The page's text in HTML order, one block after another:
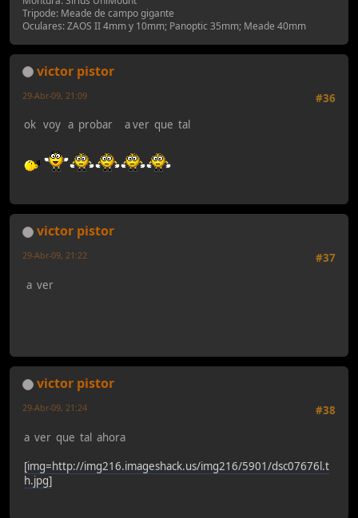
Tripode: Meade de campo gigante
Oculares: ZAOS II 4mm y 10mm; Panoptic 35mm; Meade 40mm
victor pistor
#36
29-Abr-09, 21:09
ok voy a probar a ver que tal
victor pistor
#37
29-Abr-09, 21:22
a ver
victor pistor
#38
29-Abr-09, 21:24
a ver que tal ahora
[img=http://img216.imageshack.us/img216/5901/dsc07676l.t
h.jpg]